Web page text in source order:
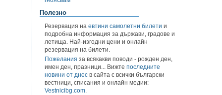
Полезно
Резервация на евтини самолетни билети и
подробна информация за държави, градове и
летища. Най-изгодни цени и онлайн
резервация на билети.
Пожелания за всякакви поводи - рожден ден,
имен ден, празници... Вижте последните
новини от днес в сайта с всички български
вестници, списания и онлайн медии:
Vestnicibg.com.